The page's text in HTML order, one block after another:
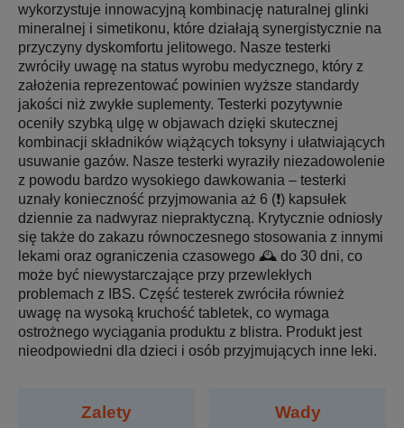
wykorzystuje innowacyjną kombinację naturalnej glinki
mineralnej i simetikonu, które działają synergistycznie na
przyczyny dyskomfortu jelitowego. Nasze testerki
zwróciły uwagę na status wyrobu medycznego, który z
założenia reprezentować powinien wyższe standardy
jakości niż zwykłe suplementy. Testerki pozytywnie
oceniły szybką ulgę w objawach dzięki skutecznej
kombinacji składników wiążących toksyny i ułatwiających
usuwanie gazów. Nasze testerki wyraziły niezadowolenie
z powodu bardzo wysokiego dawkowania – testerki
uznały konieczność przyjmowania aż 6 (❗) kapsułek
dziennie za nadwyraz niepraktyczną. Krytycznie odniosły
się także do zakazu równoczesnego stosowania z innymi
lekami oraz ograniczenia czasowego 🕰️ do 30 dni, co
może być niewystarczające przy przewlekłych
problemach z IBS. Część testerek zwróciła również
uwagę na wysoką kruchość tabletek, co wymaga
ostrożnego wyciągania produktu z blistra. Produkt jest
nieodpowiedni dla dzieci i osób przyjmujących inne leki.
Zalety Wady